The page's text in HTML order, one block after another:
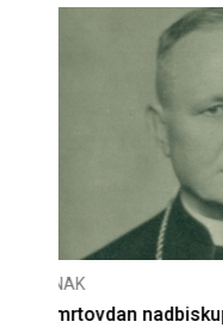
CNAK
Deseta obljetnica